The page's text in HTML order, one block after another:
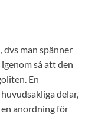
man spänner
så att den
En
delar,
anordning för